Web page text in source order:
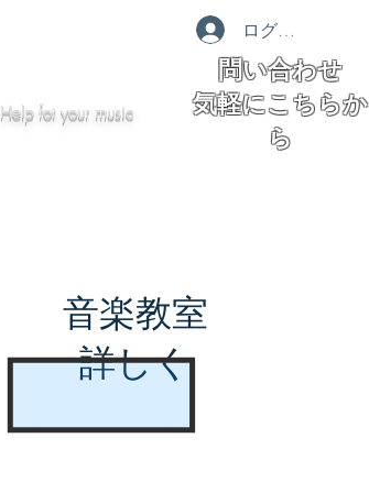
Helpfot your music
ログイン
問い合わせ
気軽にこちらか
ら
音楽教室
詳しく